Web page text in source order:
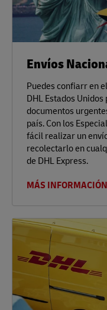
Envíos
Puedes confiarr en
DHL Estados
documentos
país. Con los
fácil realizar un
recolectarlo en
de DHL Express.
MÁS INFORMACIÓN